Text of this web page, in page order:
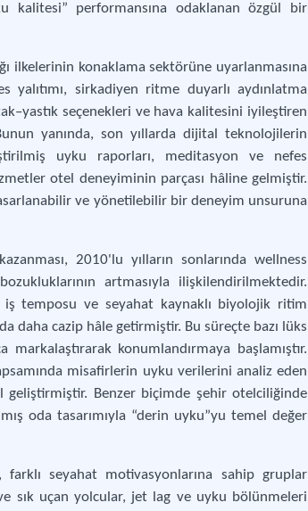
kalitesi” performansına odaklanan özgül bir
ilkelerinin konaklama sektörüne uyarlanmasına
yalıtımı, sirkadiyen ritme duyarlı aydınlatma
seçenekleri ve hava kalitesini iyileştiren
yanında, son yıllarda dijital teknolojilerin
uyku raporları, meditasyon ve nefes
otel deneyiminin parçası hâline gelmiştir.
ve yönetilebilir bir deneyim unsuruna
2010'lu yılların sonlarında wellness
artmasıyla ilişkilendirilmektedir.
iş temposu ve seyahat kaynaklı biyolojik ritim
daha cazip hâle getirmiştir. Bu süreçte bazı lüks
konumlandırmaya başlamıştır.
misafirlerin uyku verilerini analiz eden
Benzer biçimde şehir otelciliğinde
oda tasarımıyla “derin uyku”yu temel değer
seyahat motivasyonlarına sahip gruplar
sık uçan yolcular, jet lag ve uyku bölünmeleri